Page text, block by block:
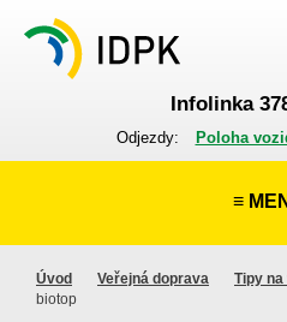
Infolinka
Odjezdy: Poloha
≡
Úvod Veřejná doprava Tipy
biotop